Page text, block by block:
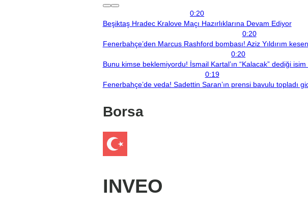
0:20
Beşiktaş Hradec Kralove Maçı Hazırlıklarına Devam Ediyor
0:20
Fenerbahçe’den Marcus Rashford bombası! Aziz Yıldırım
0:20
Bunu kimse beklemiyordu! İsmail Kartal’ın “Kalacak” dediği
0:19
Fenerbahçe’de veda! Sadettin Saran’ın prensi bavulu topladı
Borsa
INVEO